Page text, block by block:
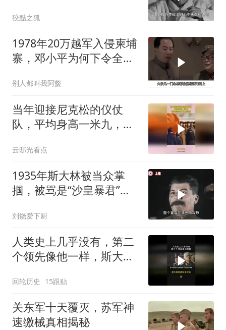
狡黠之狐
1978年20万越军入侵柬埔
寨，邓小平为何下令全军
别人都叫我阿螫
当年迎接尼克松的仪仗
队，平均身高一米九，尼
云邸光看点
1935年斯大林被当众掌
掴，被骂是“沙皇暴君”，
刘饶爱下厨
人类史上几乎没有，第二
个领先像他一样，斯大林
回轮历史 15跟贴
关东军十天覆灭，苏军神
速缴械真相揭秘